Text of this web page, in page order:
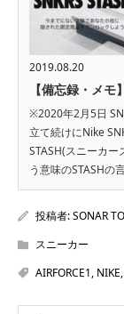
2019.08.20
【備忘録・メ
※2020年2月5日
立て続けにNike
STASH(スニーカ
う意味のSTASHの
投稿者:SONAR
スニーカー
AIRFORCE1, NIKE,